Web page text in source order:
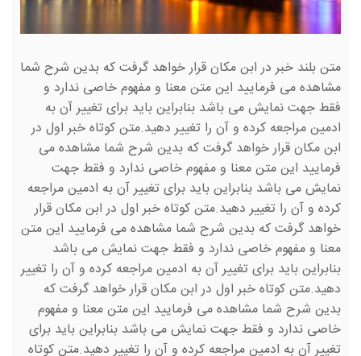
متن بلند خبر در ابن مکان قرار خواهد گرفت که بدین شرح شما
مشاهده می فرمایید این متن معنا و مفهوم خاصی ندارد و
فقط جهت نمایش می باشد بنابراین باید برای تغییر آن به
ادمین مراجعه کرده و آن را تغییر دهید.متن کوتاه خبر اول در
ابن مکان قرار خواهد گرفت که بدین شرح شما مشاهده می
فرمایید این متن معنا و مفهوم خاصی ندارد و فقط جهت
نمایش می باشد بنابراین باید برای تغییر آن به ادمین مراجعه
کرده و آن را تغییر دهید.متن کوتاه خبر اول در ابن مکان قرار
خواهد گرفت که بدین شرح شما مشاهده می فرمایید این متن
معنا و مفهوم خاصی ندارد و فقط جهت نمایش می باشد
بنابراین باید برای تغییر آن به ادمین مراجعه کرده و آن را تغییر
دهید.متن کوتاه خبر اول در ابن مکان قرار خواهد گرفت که
بدین شرح شما مشاهده می فرمایید این متن معنا و مفهوم
خاصی ندارد و فقط جهت نمایش می باشد بنابراین باید برای
تغییر آن به ادمین مراجعه کرده و آن را تغییر دهید.متن کوتاه